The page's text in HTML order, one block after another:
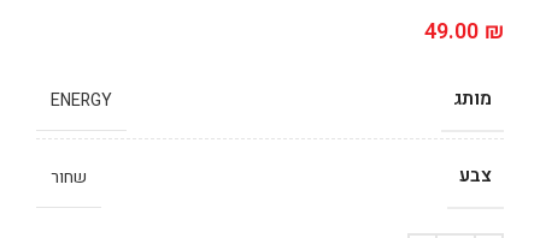
49.00 ₪
מותג ENERGY
צבע שחור